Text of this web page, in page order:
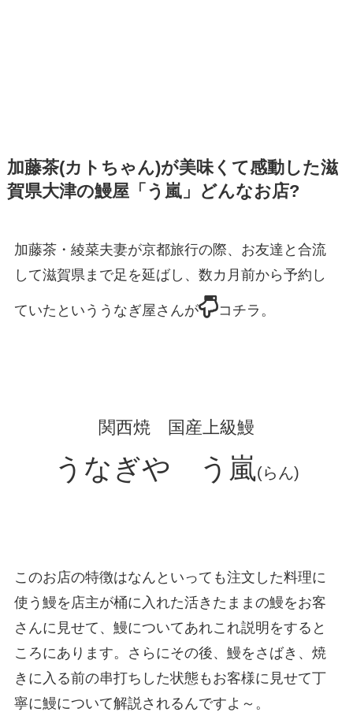
加藤茶(カトちゃん)が美味くて感動した滋
賀県大津の鰻屋「う嵐」どんなお店?
加藤茶・綾菜夫妻が京都旅行の際、お友達と合流
して滋賀県まで足を延ばし、数カ月前から予約し
ていたといううなぎ屋さんが コチラ。
関西焼 国産上級鰻
うなぎや う嵐(らん)
このお店の特徴はなんといっても注文した料理に
使う鰻を店主が桶に入れた活きたままの鰻をお客
さんに見せて、鰻についてあれこれ説明をすると
ころにあります。さらにその後、鰻をさばき、焼
きに入る前の串打ちした状態もお客様に見せて丁
寧に鰻について解説されるんですよ～。